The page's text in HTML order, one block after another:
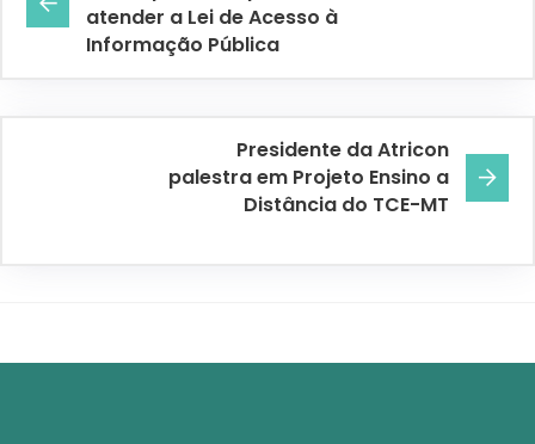
atender a Lei de Acesso à
Informação Pública
Presidente da Atricon
palestra em Projeto Ensino a
Distância do TCE-MT